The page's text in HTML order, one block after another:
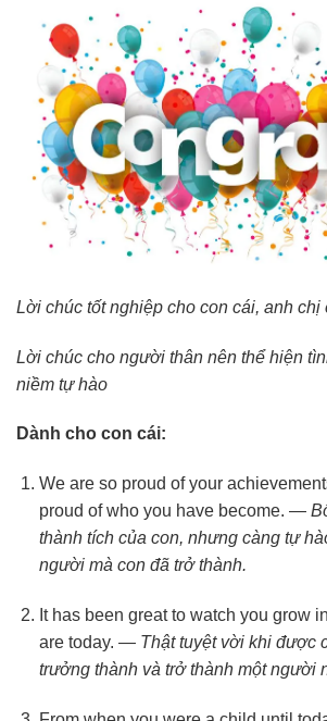
Lời chúc tốt nghiệp cho con cái, anh chị
Lời chúc cho người thân nên thể hiện
niềm tự hào
Dành cho con cái:
We are so proud of your
proud of who you have become. —
thành tích của con, nhưng càng tự
người mà con đã trở thành.
It has been great to watch you grow
are today. — Thật tuyệt vời khi được
trưởng thành và trở thành một người